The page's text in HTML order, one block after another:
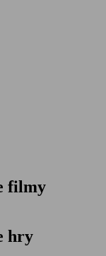
filmy
hry